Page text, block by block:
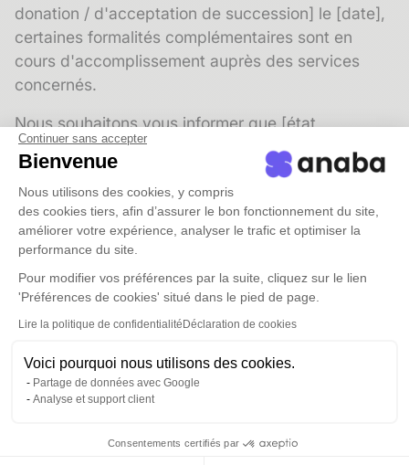
Continuer sans accepter
Bienvenue
Nous utilisons des cookies, y compris
des cookies tiers, afin d’assurer le bon fonctionnement du site,
améliorer votre expérience, analyser le trafic et optimiser la
performance du site.
Pour modifier vos préférences par la suite, cliquez sur le lien
'Préférences de cookies' situé dans le pied de page.
Lire la politique de confidentialité Déclaration de cookies
Voici pourquoi nous utilisons des cookies.
Partage de données avec Google
Analyse et support client
Consentements certifiés par
donation / d'acceptation de succession] le [date],
certaines formalités complémentaires sont en
cours d'accomplissement auprès des services
concernés.
Nous souhaitons vous informer que [état
d'avancement : la publication au service de la
publicité foncière est en cours / les droits ont bien
été enregistrés auprès des services fiscaux / votre
copie authentique vous sera adressée sous
[délai]].
Si une question vous vient concernant ce dossier,
ou si un nouveau projet se profile, n'hésitez pas à
nous solliciter.
Bien cordialement,
[Prénom Nom], Notaire